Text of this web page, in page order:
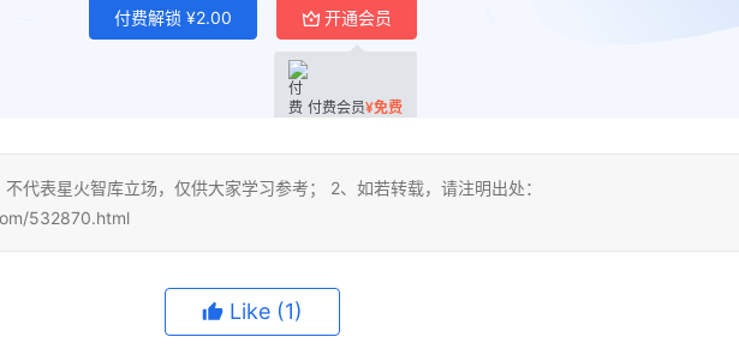
付费解锁 ¥2.00 开通会员
付费会员¥免费
代表星火智库立场，仅供大家学习参考； 2、如若转载，请注明出处：
532870.html
Like (1)